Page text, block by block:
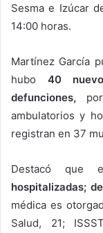
Sesma e Izúcar
14:00 horas.
Martínez García
hubo 40
defunciones,
ambulatorios y
registran en 37
Destacó
hospitalizadas;
médica es
Salud, 21;